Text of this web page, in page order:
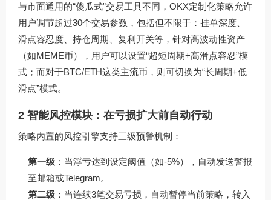
与市面通用的“傻瓜式”交易工具不同，OKX定制化策略允许
用户调节超过30个交易参数，包括但不限于：挂单深度、
滑点容忍度、持仓周期、复利开关等，针对高波动性资产
（如MEME币），用户可以设置“超短周期+高滑点容忍”模
式；而对于BTC/ETH这类主流币，则可切换为“长周期+低
滑点”模式。
2 智能风控模块：在亏损扩大前自动行动
策略内置的风控引擎支持三级预警机制：
第一级 ：当浮亏达到设定阈值（如-5%），自动发送警报
至邮箱或Telegram。
第二级 ：当连续3笔交易亏损，自动暂停当前策略，转入